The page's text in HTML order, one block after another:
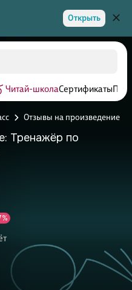
Открыть
Читай-школаСертификаты
Отзывы на произведение
Тренажёр по